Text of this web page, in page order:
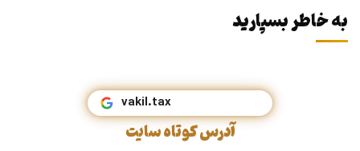
به خاطر بسپارید
vakil.
آدرس کوتاه سایت